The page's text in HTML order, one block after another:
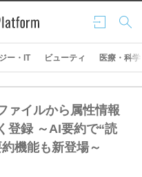
ログ
イン
検索
ー・IT ビューティ 医療・科学
ァイルから属性情報
登録 ～AI要約で“読
機能も新登場～